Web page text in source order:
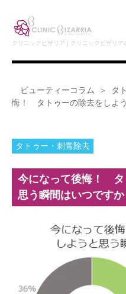
クリニックビザリア | クリニックビザリア
ビューティーコラム タ
悔！ タトゥーの除去をしよ
タトゥー・刺青除去
今になって後悔！ タ
思う瞬間はいつですか